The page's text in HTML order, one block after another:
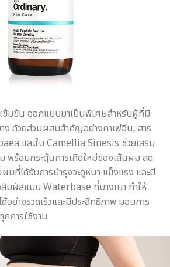
ข้มข้น ออกแบบมาเป็นพิเศษสำหรับผู้ที่มี
ด้วยส่วนผสมสำคัญอย่างคาเฟอีน, สาร
และใบ Camellia Sinesis ช่วยเสริม
พร้อมกระตุ้นการเกิดใหม่ของเส้นผม ลด
ที่ได้รับการบำรุงจะดูหนา แข็งแรง และมี
มผัสแบบ Waterbase ที่บางเบา ทำให้
อย่างรวดเร็วและมีประสิทธิภาพ มอบการ
การใช้งาน